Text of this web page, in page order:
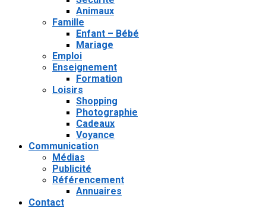
Animaux
Famille
Enfant – Bébé
Mariage
Emploi
Enseignement
Formation
Loisirs
Shopping
Photographie
Cadeaux
Voyance
Communication
Médias
Publicité
Référencement
Annuaires
Contact